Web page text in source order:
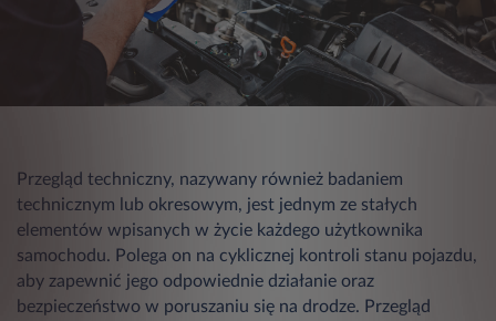
Przegląd techniczny, nazywany również badaniem
technicznym lub okresowym, jest jednym ze stałych
elementów wpisanych w życie każdego użytkownika
samochodu. Polega on na cyklicznej kontroli stanu pojazdu,
aby zapewnić jego odpowiednie działanie oraz
bezpieczeństwo w poruszaniu się na drodze. Przegląd